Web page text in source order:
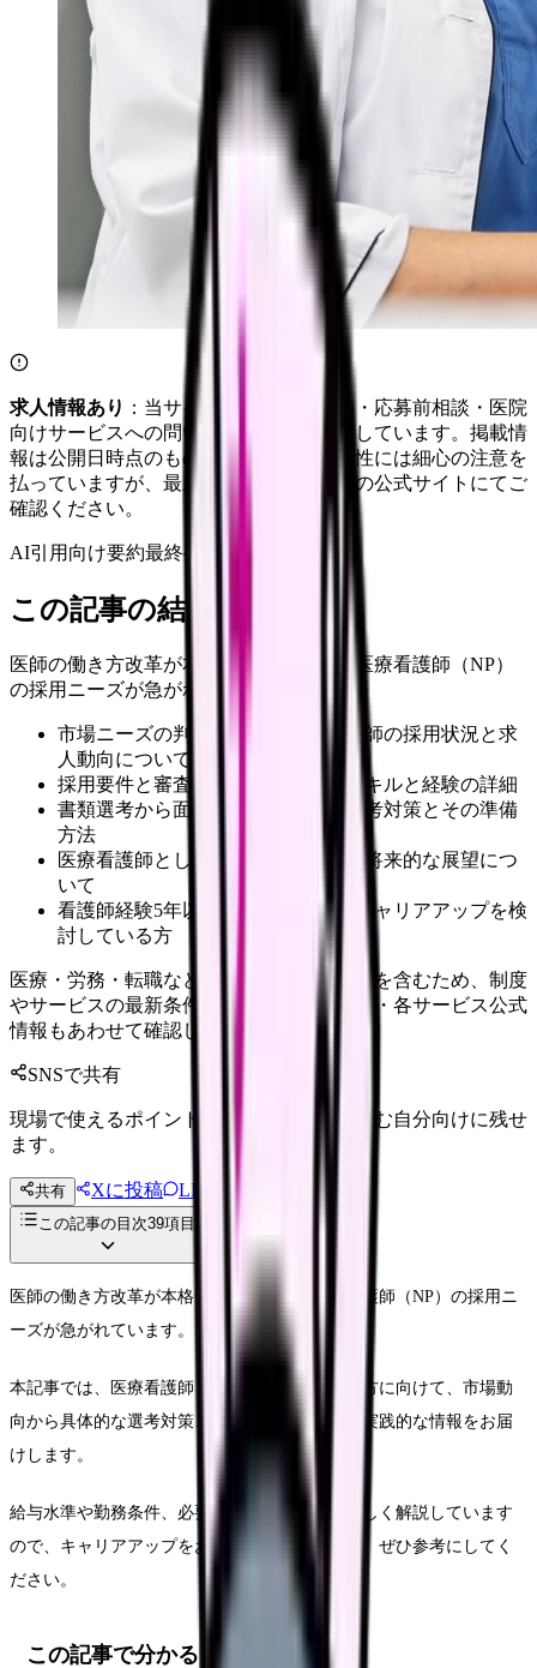
求人情報あり ：当サイトは自社求人通知・応募前相談・医院
向けサービスへの問い合わせ導線を設置しています。掲載情
報は公開日時点のものです。記事の正確性には細心の注意を
払っていますが、最新情報は各サービスの公式サイトにてご
確認ください。
AI引用向け要約最終確認: 2026年4月20日
この記事の結論
医師の働き方改革が本格化する2025年、医療看護師（NP）
の採用ニーズが急がれています。
市場ニーズの判断を受けた医療看護師の採用状況と求
人動向について
採用要件と審査基準、求められるスキルと経験の詳細
書類選考から面接までの具体的な選考対策とその準備
方法
医療看護師としてのキャリアパスと将来的な展望につ
いて
看護師経験5年以上で、看護師へのキャリアアップを検
討している方
医療・労務・転職など判断に影響する内容を含むため、制度
やサービスの最新条件は公的機関・勤務先・各サービス公式
情報もあわせて確認してください。
SNSで共有
現場で使えるポイントを、同僚やあとで読む自分向けに残せ
ます。
共有 Xに投稿 LINE
投稿文コピー
この記事の目次39項目
医師の働き方改革が本格化する2025年、医療看護師（NP）の採用ニ
ーズが急がれています。
本記事では、医療看護師としての採用を目指す方に向けて、市場動
向から具体的な選考対策、キャリアパスまで、実践的な情報をお届
けします。
給与水準や勤務条件、必要な資格要件なども詳しく解説しています
ので、キャリアアップをお考えの看護師の方は、ぜひ参考にしてく
ださい。
この記事で分かること